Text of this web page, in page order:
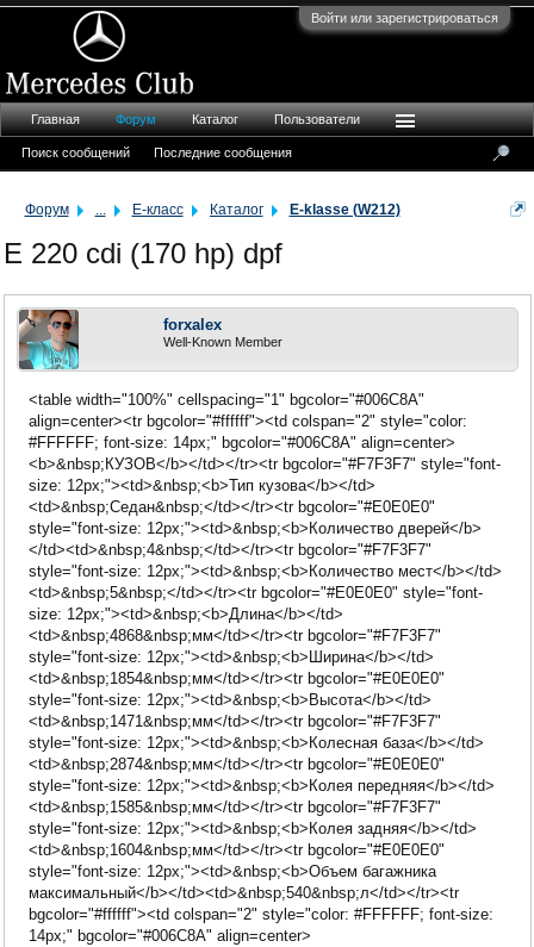
Войти или зарегистрироваться
Форум ... E-класс Каталог E-klasse (W212)
E 220 cdi (170 hp) dpf
forxalex
Well-Known Member
<table width="100%" cellspacing="1" bgcolor="#006C8A"
align=center><tr bgcolor="#ffffff"><td colspan="2" style="color:
#FFFFFF; font-size: 14px;" bgcolor="#006C8A" align=center>
<b>&nbsp;КУЗОВ</b></td></tr><tr bgcolor="#F7F3F7" style="font-
size: 12px;"><td>&nbsp;<b>Тип кузова</b></td>
<td>&nbsp;Седан&nbsp;</td></tr><tr bgcolor="#E0E0E0"
style="font-size: 12px;"><td>&nbsp;<b>Количество дверей</b>
</td><td>&nbsp;4&nbsp;</td></tr><tr bgcolor="#F7F3F7"
style="font-size: 12px;"><td>&nbsp;<b>Количество мест</b></td>
<td>&nbsp;5&nbsp;</td></tr><tr bgcolor="#E0E0E0" style="font-
size: 12px;"><td>&nbsp;<b>Длина</b></td>
<td>&nbsp;4868&nbsp;мм</td></tr><tr bgcolor="#F7F3F7"
style="font-size: 12px;"><td>&nbsp;<b>Ширина</b></td>
<td>&nbsp;1854&nbsp;мм</td></tr><tr bgcolor="#E0E0E0"
style="font-size: 12px;"><td>&nbsp;<b>Высота</b></td>
<td>&nbsp;1471&nbsp;мм</td></tr><tr bgcolor="#F7F3F7"
style="font-size: 12px;"><td>&nbsp;<b>Колесная база</b></td>
<td>&nbsp;2874&nbsp;мм</td></tr><tr bgcolor="#E0E0E0"
style="font-size: 12px;"><td>&nbsp;<b>Колея передняя</b></td>
<td>&nbsp;1585&nbsp;мм</td></tr><tr bgcolor="#F7F3F7"
style="font-size: 12px;"><td>&nbsp;<b>Колея задняя</b></td>
<td>&nbsp;1604&nbsp;мм</td></tr><tr bgcolor="#E0E0E0"
style="font-size: 12px;"><td>&nbsp;<b>Объем багажника
максимальный</b></td><td>&nbsp;540&nbsp;л</td></tr><tr
bgcolor="#ffffff"><td colspan="2" style="color: #FFFFFF; font-size:
14px;" bgcolor="#006C8A" align=center>
Главная Форум
Поиск сообщений Последние сообщения
Каталог Пользователи